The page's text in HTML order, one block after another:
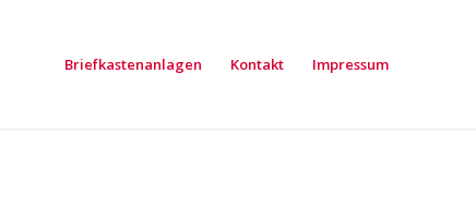
Briefkastenanlagen Kontakt Impressum